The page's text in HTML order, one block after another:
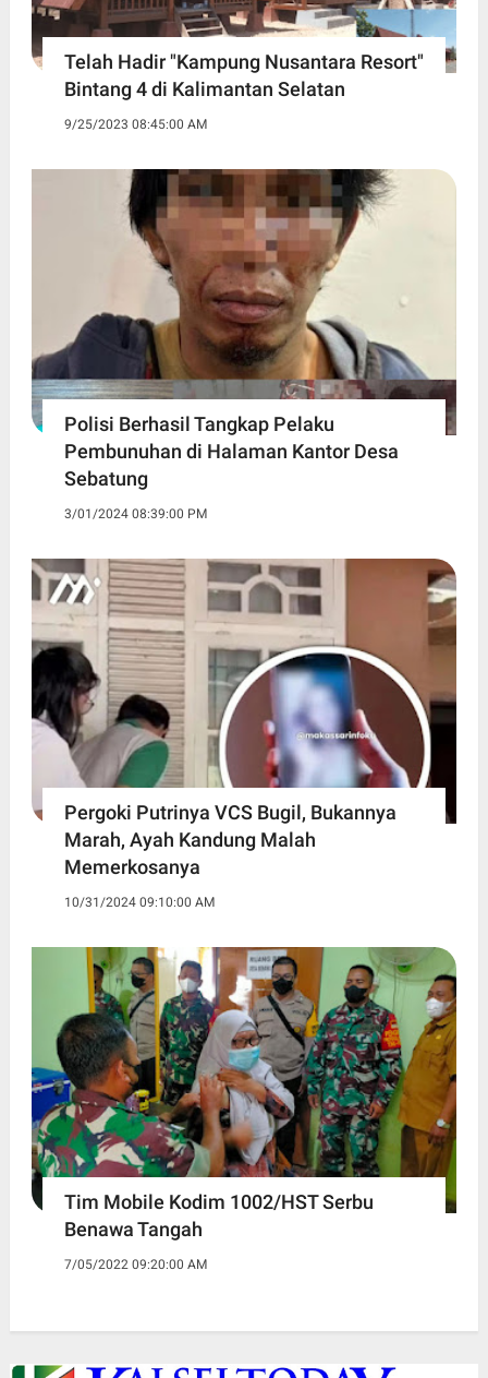
Telah Hadir "Kampung Nusantara Resort"
Bintang 4 di Kalimantan Selatan
9/25/2023 08:45:00 AM
Polisi Berhasil Tangkap Pelaku
Pembunuhan di Halaman Kantor Desa
Sebatung
3/01/2024 08:39:00 PM
Pergoki Putrinya VCS Bugil, Bukannya
Marah, Ayah Kandung Malah
Memerkosanya
10/31/2024 09:10:00 AM
Tim Mobile Kodim 1002/HST Serbu
Benawa Tangah
7/05/2022 09:20:00 AM